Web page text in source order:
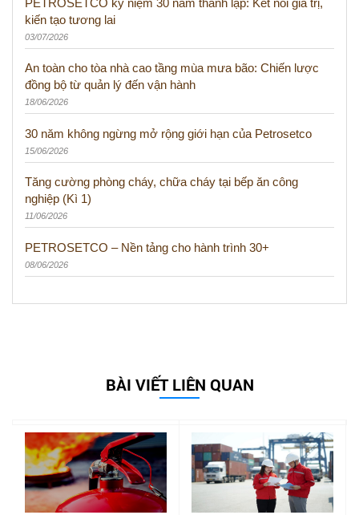
PETROSETCO kỷ niệm 30 năm thành lập: Kết nối giá trị,
kiến tạo tương lai
03/07/2026
An toàn cho tòa nhà cao tầng mùa mưa bão: Chiến lược
đồng bộ từ quản lý đến vận hành
18/06/2026
30 năm không ngừng mở rộng giới hạn của Petrosetco
15/06/2026
Tăng cường phòng cháy, chữa cháy tại bếp ăn công
nghiệp (Kì 1)
11/06/2026
PETROSETCO – Nền tảng cho hành trình 30+
08/06/2026
BÀI VIẾT LIÊN QUAN